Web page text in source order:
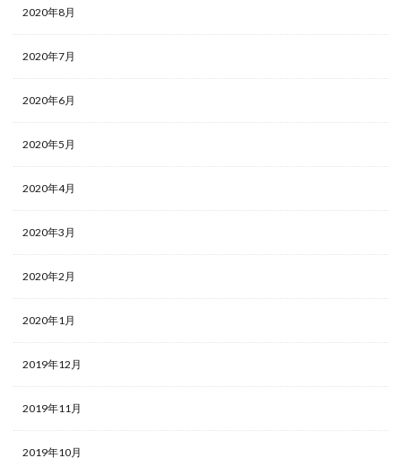
2020年8月
2020年7月
2020年6月
2020年5月
2020年4月
2020年3月
2020年2月
2020年1月
2019年12月
2019年11月
2019年10月